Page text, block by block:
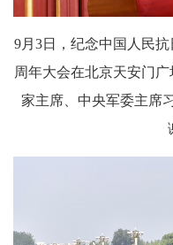
9月3日，纪念中国人民
周年大会在北京天安门
家主席、中央军委主席